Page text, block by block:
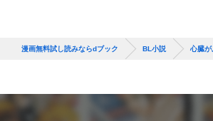
漫画無料試し読みならdブック BL小説 心臓が